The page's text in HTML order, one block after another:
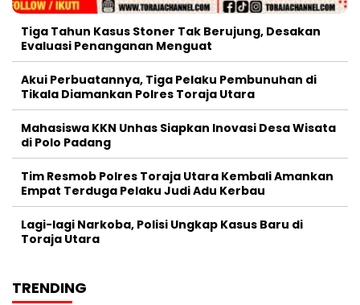
Tiga Tahun Kasus Stoner Tak Berujung, Desakan
Evaluasi Penanganan Menguat
Akui Perbuatannya, Tiga Pelaku Pembunuhan di
Tikala Diamankan Polres Toraja Utara
Mahasiswa KKN Unhas Siapkan Inovasi Desa Wisata
di Polo Padang
Tim Resmob Polres Toraja Utara Kembali Amankan
Empat Terduga Pelaku Judi Adu Kerbau
Lagi-lagi Narkoba, Polisi Ungkap Kasus Baru di
Toraja Utara
TRENDING